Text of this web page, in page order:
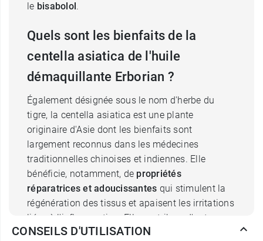
le bisabolol.
Quels sont les bienfaits de la
centella asiatica de l'huile
démaquillante Erborian ?
Également désignée sous le nom d'herbe du
tigre, la centella asiatica est une plante
originaire d'Asie dont les bienfaits sont
largement reconnus dans les médecines
traditionnelles chinoises et indiennes. Elle
bénéficie, notamment, de propriétés
réparatrices et adoucissantes qui stimulent la
régénération des tissus et apaisent les irritations
liées à l'inflammation. Elle contribue, d'autre
part, à lutter contre le stress oxydatif et à
CONSEILS D'UTILISATION